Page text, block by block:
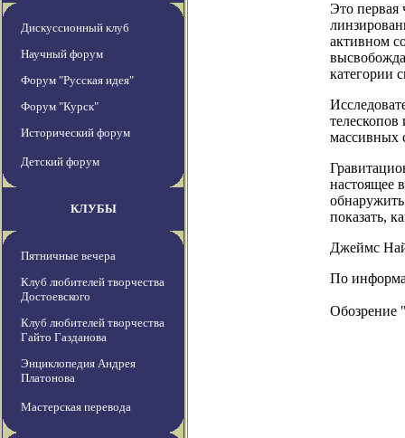
Дискуссионный клуб
Научный форум
Форум "Русская идея"
Форум "Курск"
Исторический форум
Детский форум
КЛУБЫ
Пятничные вечера
Клуб любителей творчества
Достоевского
Клуб любителей творчества
Гайто Газданова
Энциклопедия Андрея
Платонова
Мастерская перевода
Это первая
активном
категории
массивных
настоящее
показать,
Джеймс
По
Обозрение